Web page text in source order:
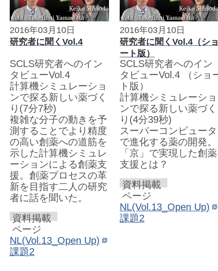
2016年03月10日
研究者に聞くVol.4
SCLS研究者へのイン
タビューVol.4
計算機シミュレーショ
ンで探る新しい薬づく
り(7分7秒)
複雑な分子の動きを予
測することでより精度
の高い創薬への道筋を
示した計算機シミュレ
ーションによる創薬支
援。創薬プロセスの革
新を目指す二人の研究
者に話を聞いた。
資料掲載
ページ
NL(Vol.13_Open Up)
課題2
2016年03月10日
研究者に聞くVol.4（シ
ート版）
SCLS研究者へのイン
タビューVol.4 （ショ
ト版）
計算機シミュレーショ
ンで探る新しい薬づく
り(4分39秒)
スーパーコンピュータ
で進化する薬の開発。
「京」で実現した創薬
支援とは？
資料掲載
ページ
NL(Vol.13_Open Up)
課題2